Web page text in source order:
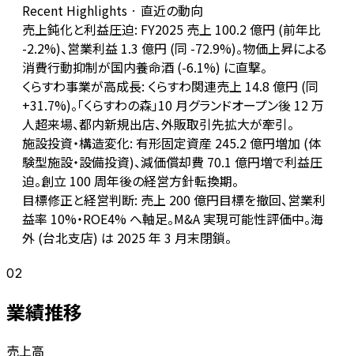
Recent Highlights · 直近の動向
売上鈍化と利益圧迫: FY2025 売上 100.2 億円 (前年比
-2.2%)、営業利益 1.3 億円 (同 -72.9%)。物価上昇による
消費行動抑制が国内養命酒 (-6.1%) に直撃。
くらすわ事業が高成長: くらすわ関連売上 14.8 億円 (同
+31.7%)。「くらすわの森」10 月グランドオープン後 12 万
人超来場、都内新規出店、外販取引先拡大が牽引。
施設投資・構造変化: 有形固定資産 245.2 億円増加 (体
験型施設・設備投資)、減価償却費 70.1 億円増で利益圧
迫。創立 100 周年後の経営方針転換期。
目標修正と経営判断: 売上 200 億円目標を撤回、営業利
益率 10%・ROE4% へ軸足。M&A 実現可能性評価中。海
外 (台北支店) は 2025 年 3 月末閉鎖。
02
業績推移
売上高